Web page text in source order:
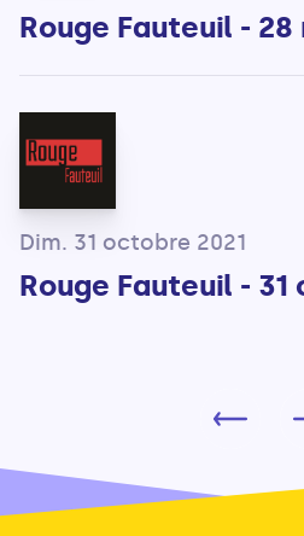
Rouge Fauteuil - 28
Dim. 31 octobre 2021
Rouge Fauteuil -